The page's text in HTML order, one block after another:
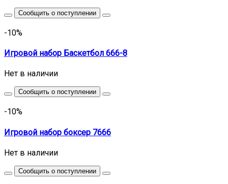
Сообщить о поступлении
-10%
Игровой набор Баскетбол 666-8
Нет в наличии
Сообщить о поступлении
-10%
Игровой набор боксер 7666
Нет в наличии
Сообщить о поступлении